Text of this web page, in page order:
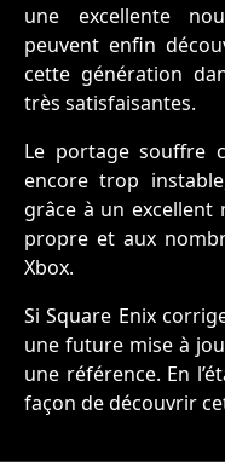
une excellente
peuvent enfin
cette génération
très satisfaisantes.
Le portage souffre
encore trop
grâce à un excellent
propre et aux
Xbox.
Si Square Enix
une future mise à
une référence. En
façon de découvrir